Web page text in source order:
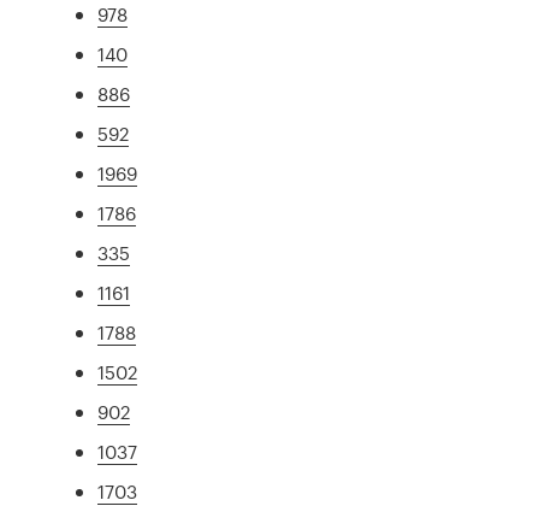
978
140
886
592
1969
1786
335
1161
1788
1502
902
1037
1703